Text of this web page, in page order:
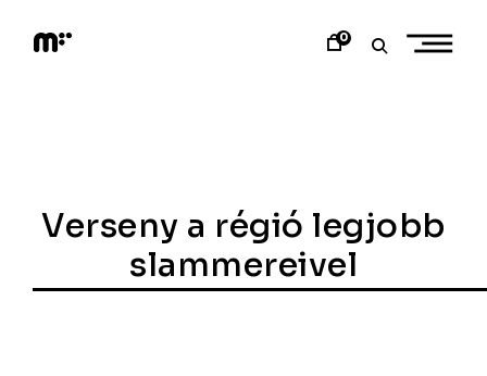
content
0
Verseny a régió legjobb
slammereivel